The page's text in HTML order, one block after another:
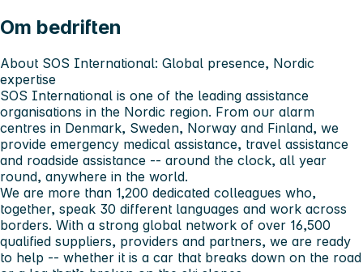
Om bedriften
About SOS International: Global presence, Nordic
expertise
SOS International is one of the leading assistance
organisations in the Nordic region. From our alarm
centres in Denmark, Sweden, Norway and Finland, we
provide emergency medical assistance, travel assistance
and roadside assistance -- around the clock, all year
round, anywhere in the world.
We are more than 1,200 dedicated colleagues who,
together, speak 30 different languages and work across
borders. With a strong global network of over 16,500
qualified suppliers, providers and partners, we are ready
to help -- whether it is a car that breaks down on the road